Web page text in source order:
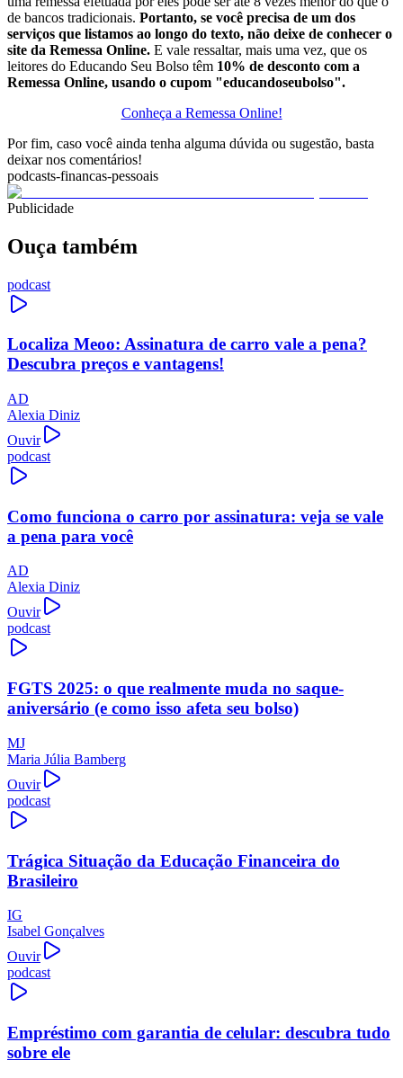
de bancos tradicionais. Portanto, se você precisa de um dos
serviços que listamos ao longo do texto, não deixe de conhecer o
site da Remessa Online. E vale ressaltar, mais uma vez, que os
leitores do Educando Seu Bolso têm 10% de desconto com a
Remessa Online, usando o cupom "educandoseubolso".
Conheça a Remessa Online!
Por fim, caso você ainda tenha alguma dúvida ou sugestão, basta
deixar nos comentários!
podcasts-financas-pessoais
Publicidade
Ouça também
podcast
Localiza Meoo: Assinatura de carro vale a pena?
Descubra preços e vantagens!
AD
Alexia Diniz
Ouvir
podcast
Como funciona o carro por assinatura: veja se vale
a pena para você
AD
Alexia Diniz
Ouvir
podcast
FGTS 2025: o que realmente muda no saque-
aniversário (e como isso afeta seu bolso)
MJ
Maria Júlia Bamberg
Ouvir
podcast
Trágica Situação da Educação Financeira do
Brasileiro
IG
Isabel Gonçalves
Ouvir
podcast
Empréstimo com garantia de celular: descubra tudo
sobre ele